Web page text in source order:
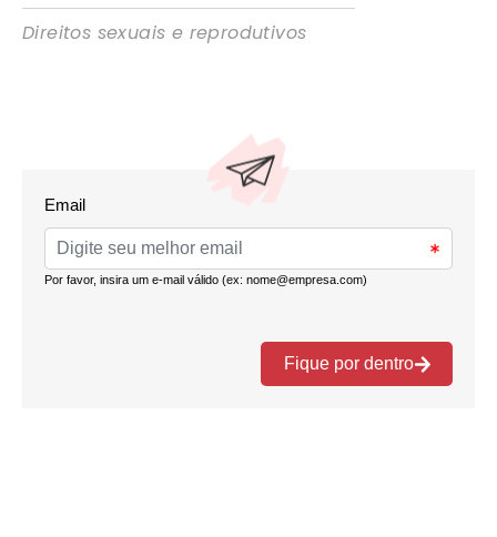
Direitos sexuais e reprodutivos